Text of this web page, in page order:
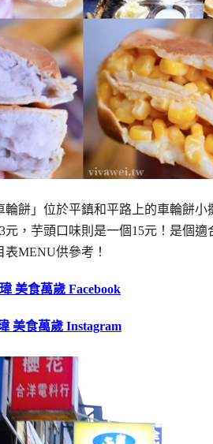
輪餅」位於平鎮和平路上的車輪餅
元，芋頭口味則是一個15元！是個
MENU供參考！
美食萬歲 Facebook
美食萬歲 Instagram